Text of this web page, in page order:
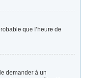
que l’heure de
demander à un